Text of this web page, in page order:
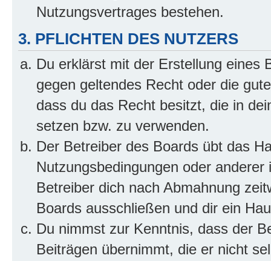
Nutzungsvertrages bestehen.
3. PFLICHTEN DES NUTZERS
Du erklärst mit der Erstellung eines
gegen geltendes Recht oder die
dass du das Recht besitzt, die in
setzen bzw. zu verwenden.
Der Betreiber des Boards übt das
Nutzungsbedingungen oder
Betreiber dich nach Abmahnung
Boards ausschließen und dir ein
Du nimmst zur Kenntnis, dass der
Beiträgen übernimmt, die er nicht